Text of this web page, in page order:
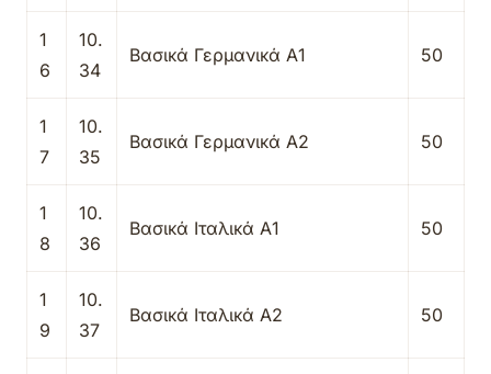
1
6
10.
34
Βασικά Γερμανικά Α1 50
1
7
10.
35
Βασικά Γερμανικά Α2 50
1
8
10.
36
Βασικά Ιταλικά Α1 50
1
9
10.
37
Βασικά Ιταλικά Α2 50